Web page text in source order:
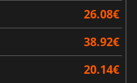
26.08€
38.92€
20.14€